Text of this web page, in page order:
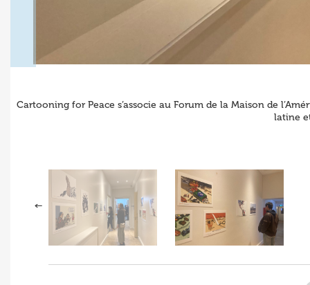
Cartooning for Peace s’associe au Forum de la Maison de
latine